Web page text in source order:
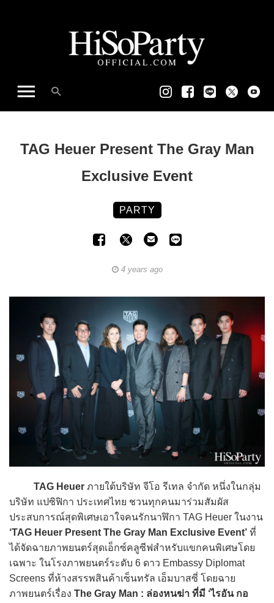
TAG Heuer Present The Gray Man
Exclusive Event
PARTY
4 years ago
TAG Heuer ภายใต้บริษัท จีโอ รีเทล จำกัด หนึ่งในกลุ่ม
บริษัท แปซิฟิกา ประเทศไทย ชวนทุกคนมาร่วมสัมผัส
ประสบการณ์สุดพิเศษเอาใจคนรักนาฬิกา TAG Heuer ในงาน
‘TAG Heuer Present The Gray Man Exclusive Event’ ที่
ได้จัดฉายภาพยนตร์สุดเอ็กซ์คลูซีฟสำหรับแขกคนพิเศษโดย
เฉพาะ ในโรงภาพยนตร์ระดับ 6 ดาว Embassy Diplomat
Screens ที่ห้างสรรพสินค้าเซ็นทรัล เอ็มบาสซี่ โดยฉาย
ภาพยนตร์เรื่อง The Gray Man : ล่องหนฆ่า ที่มี ‘ไรอัน กอ